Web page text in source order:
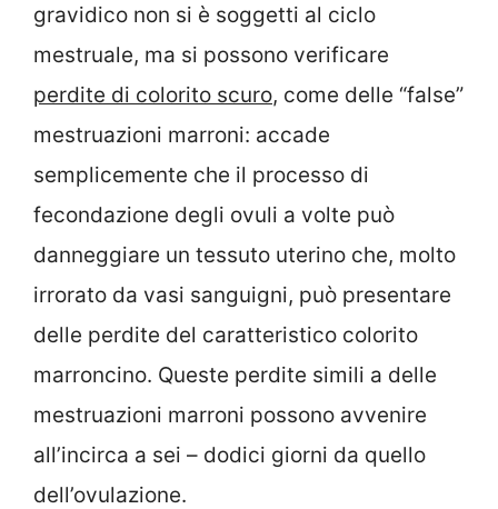
gravidico non si è soggetti al ciclo
mestruale, ma si possono verificare
perdite di colorito scuro, come delle “false”
mestruazioni marroni: accade
semplicemente che il processo di
fecondazione degli ovuli a volte può
danneggiare un tessuto uterino che, molto
irrorato da vasi sanguigni, può presentare
delle perdite del caratteristico colorito
marroncino. Queste perdite simili a delle
mestruazioni marroni possono avvenire
all’incirca a sei – dodici giorni da quello
dell’ovulazione.